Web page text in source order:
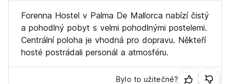
Forenna Hostel v Palma De Mallorca nabízí čistý
a pohodlný pobyt s velmi pohodlnými postelemi.
Centrální poloha je vhodná pro dopravu. Někteří
hosté postrádali personál a atmosféru.
Bylo to užitečné?